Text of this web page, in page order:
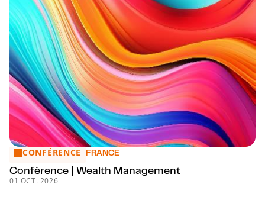
Conférence | Wealth Management
CONFÉRENCE FRANCE
Conférence | Wealth Management
01 OCT. 2026